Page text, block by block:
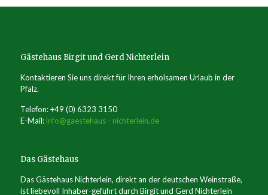
Gästehaus Birgit und Gerd Nichterlein
Kontaktieren Sie uns direkt für Ihren erholsamen Urlaub in der
Pfalz.
Telefon: +49 (0) 6323 3150
E-Mail: info@gaestehaus - nichterlein.de
Das Gästehaus
Das Gästehaus Nichterlein, direkt an der deutschen Weinstraße,
ist liebevoll Inhaber-geführt durch Birgit und Gerd Nichterlein